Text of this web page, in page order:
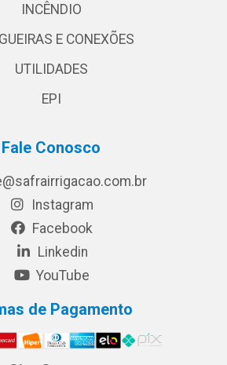
INCÊNDIO
E CONEXÕES
UTILIDADES
EPI
Fale Conosco
Instagram
Facebook
Linkedin
YouTube
de Pagamento